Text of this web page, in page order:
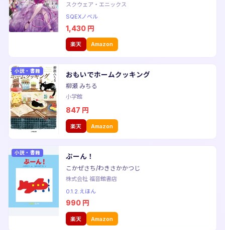
スクウェア・エニックス
SQEXノベル
1,430 円
楽天 Amazon
小説・書籍 おもいでホームクッキング
柳瀬 みちる
小学館
847 円
楽天 Amazon
小説・書籍 ぷーん！
こかぜさち/わきさかかつじ
株式会社 福音館書店
0.1.2.えほん
990 円
楽天 Amazon